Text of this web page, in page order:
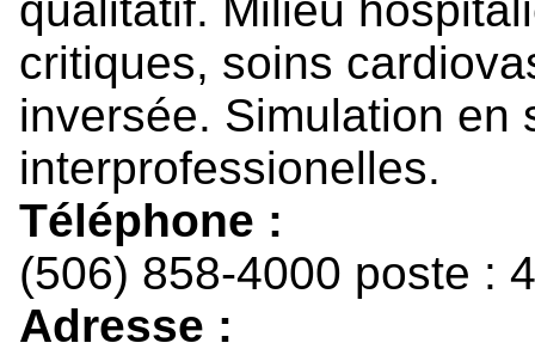
critiques, soins
inversée. Simulation en
interprofessionelles.
Téléphone :
(506) 858-4000 poste :
Adresse :